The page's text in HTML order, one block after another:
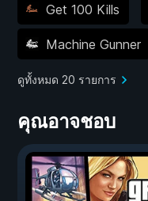
Get 100 Kills
Machine Gunner
ดูทั้งหมด 20 รายการ
คุณอาจชอบ